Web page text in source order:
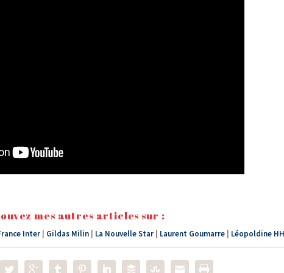
mes autres articles sur :
Inter| Gildas Milin| La Nouvelle Star| Laurent Goumarre| Léopoldine HH